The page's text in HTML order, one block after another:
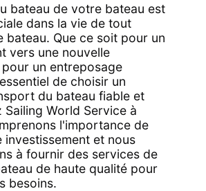
bateau de votre bateau est
dans la vie de tout
bateau. Que ce soit pour un
vers une nouvelle
un entreposage
de choisir un
du bateau fiable et
Sailing World Service à
l'importance de
et nous
à fournir des services de
de haute qualité pour
besoins.